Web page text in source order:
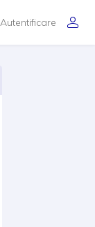
Autentificare